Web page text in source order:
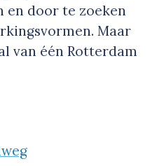
door te zoeken
Maar
van één Rotterdam